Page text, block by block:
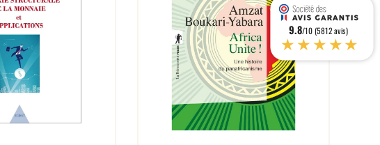
9.8/10 (5812 avis)
★★★★★